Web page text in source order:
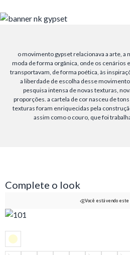
o movimento gypset relacionava a arte, a
moda de forma orgânica, onde os cenários
transportavam, de forma poética, às
a liberdade de escolha desse
pesquisa intensa de novas texturas,
proporções. a cartela de cor nasceu de
texturas foram enriquecidas pela
assim como o couro, que foi
Complete o look
Você está vendo este